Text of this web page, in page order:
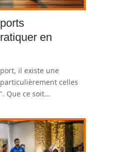
en
il existe une
celles
Que ce soit…